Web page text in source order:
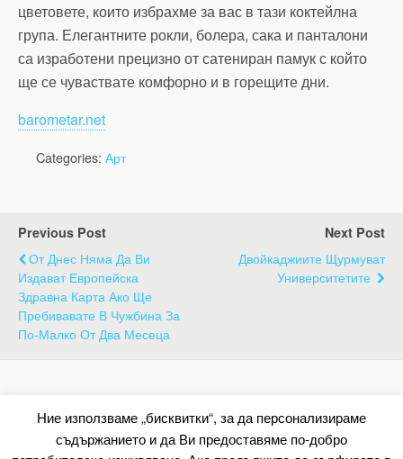
цветовете, които избрахме за вас в тази коктейлна
група. Елегантните рокли, болера, сака и панталони
са изработени прецизно от сатениран памук с който
ще се чуваствате комфорно и в горещите дни.
barometar.net
Categories: Арт
Previous Post
От Днес Няма Да Ви
Издават Европейска
Здравна Карта Ако Ще
Пребивавате В Чужбина За
По-Малко От Два Месеца
Next Post
Двойкаджиите Щурмуват
Университетите
Back to top
Ние използваме „бисквитки“, за да персонализираме
съдържанието и да Ви предоставяме по-добро